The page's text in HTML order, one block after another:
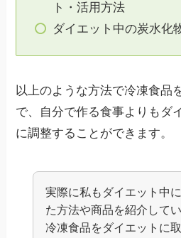
ト・活用方法
ダイエット中の炭水化
以上のような方法で冷凍食品
で、自分で作る食事よりもダ
に調整することができます。
実際に私もダイエット中
た方法や商品を紹介してい
冷凍食品をダイエットに